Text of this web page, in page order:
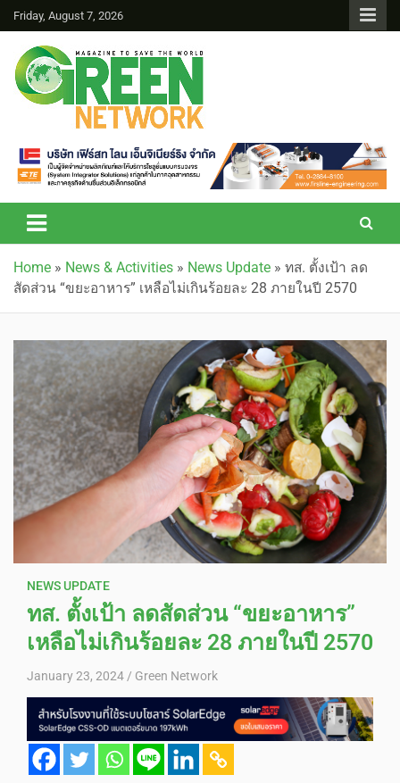
Friday, August 7, 2026
Green Network
Home » News & Activities » News Update » ทส. ตั้งเป้า ลด
สัดส่วน “ขยะอาหาร” เหลือไม่เกินร้อยละ 28 ภายในปี 2570
NEWS UPDATE
ทส. ตั้งเป้า ลดสัดส่วน “ขยะอาหาร”
เหลือไม่เกินร้อยละ 28 ภายในปี 2570
January 23, 2024 Green Network